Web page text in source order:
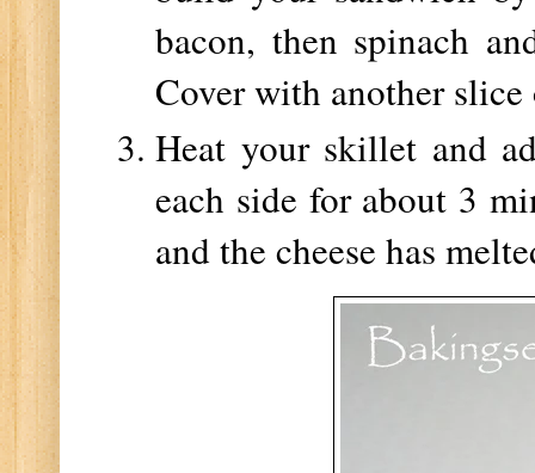
bacon, then spinach
Cover with another
Heat your skillet and
each side for about 3
and the cheese has